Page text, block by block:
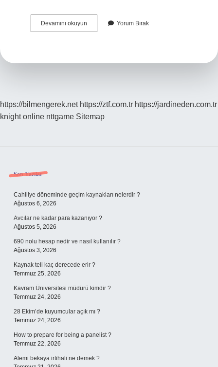
Devamını okuyun
Kuvvet
Yorum Bırak
https://bilmengerek.net https://ztf.com.tr https://jardineden.com.tr
knight online nttgame Sitemap
Sidebar
Son Yazılar
Cahiliye döneminde geçim kaynakları nelerdir ?
Ağustos 6, 2026
Avcılar ne kadar para kazanıyor ?
Ağustos 5, 2026
690 nolu hesap nedir ve nasıl kullanılır ?
Ağustos 3, 2026
Kaynak teli kaç derecede erir ?
Temmuz 25, 2026
Kavram Üniversitesi müdürü kimdir ?
Temmuz 24, 2026
28 Ekim’de kuyumcular açık mı ?
Temmuz 24, 2026
How to prepare for being a panelist ?
Temmuz 22, 2026
Alemi bekaya irtihali ne demek ?